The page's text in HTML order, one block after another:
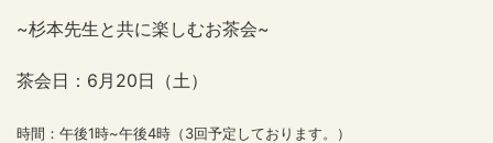
~杉本先生と共に楽しむお茶会~
茶会日：6月20日（土）
時間：午後1時~午後4時（3回予定しております。）